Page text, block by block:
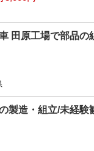
田原工場で部品
製造・組立/未経験